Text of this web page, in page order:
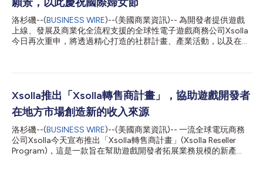
發行模式承受的壓力日益加劇。我們已經來到一個臨界點，舊有假
設不再成立，及早認清這一改變的領導者將獲得重大優勢。」
Xsolla行銷與成長長Berkley Egenes表示：「在多項監管政策調整
後，遊戲產業圍繞直接針對消費者模式的討論已發生根本性改變。
這一起初用於收入多元化的戰術手段，現已演變為工作室在未來即
洛杉磯--(BUSINESS WIRE)--(美國商業資訊)-- 為開發者提供遊戲
上線、發展及商業化全流程支援的全球性電子遊戲商務公司Xsolla
今日再次重申，將透過精心打造的社群計畫、產業活動，以及在土
產業在新興及高成長市場不斷擴大，Xsolla始終專注於為全球開發
作室負責人、發行商及創業者能夠獲得更多曝光度、人脈和機會。
透過一系列針對性的產業聚會和社群主導的交流活動，Xsolla積極
支援圍繞遊戲產業女性領導力相關話題的探討。Xsolla最近在杜拜
舉辦專屬活動，匯聚中東及周邊市場的女性創辦人和高階主管。中
東和北非遊戲市場正持續高速擴張，2030年市場收入可望達到
95.7億美元，此次活動為業界人士提供了開放交流、知識共用的平
台，也圍繞工作室如何實現區域及全球規模化發展展開了深入探
Xsolla推出「Xsolla轉售商計畫」，協助遊戲開發者
在地方市場創造新的收入來源
洛杉磯--(BUSINESS WIRE)--(美國商業資訊)-- 一流全球電玩商務
公司Xsolla今天宣布推出「Xsolla轉售商計畫」(Xsolla Reseller
Program)，這是一款旨在幫助遊戲開發者拓展業務規模的新產